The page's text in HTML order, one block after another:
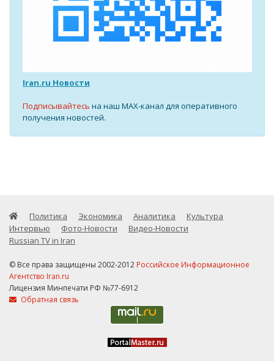
Iran.ru Новости
Подписывайтесь на наш MAX-канал для оперативного
получения новостей.
Политика Экономика Аналитика
Культура
Интервью
Фото-Новости
Видео-Новости
Russian TV in Iran
© Все права защищены 2002-2012 Российское Информационное
Агентство Iran.ru
Лицензия Минпечати РФ №77-6912
Обратная связь